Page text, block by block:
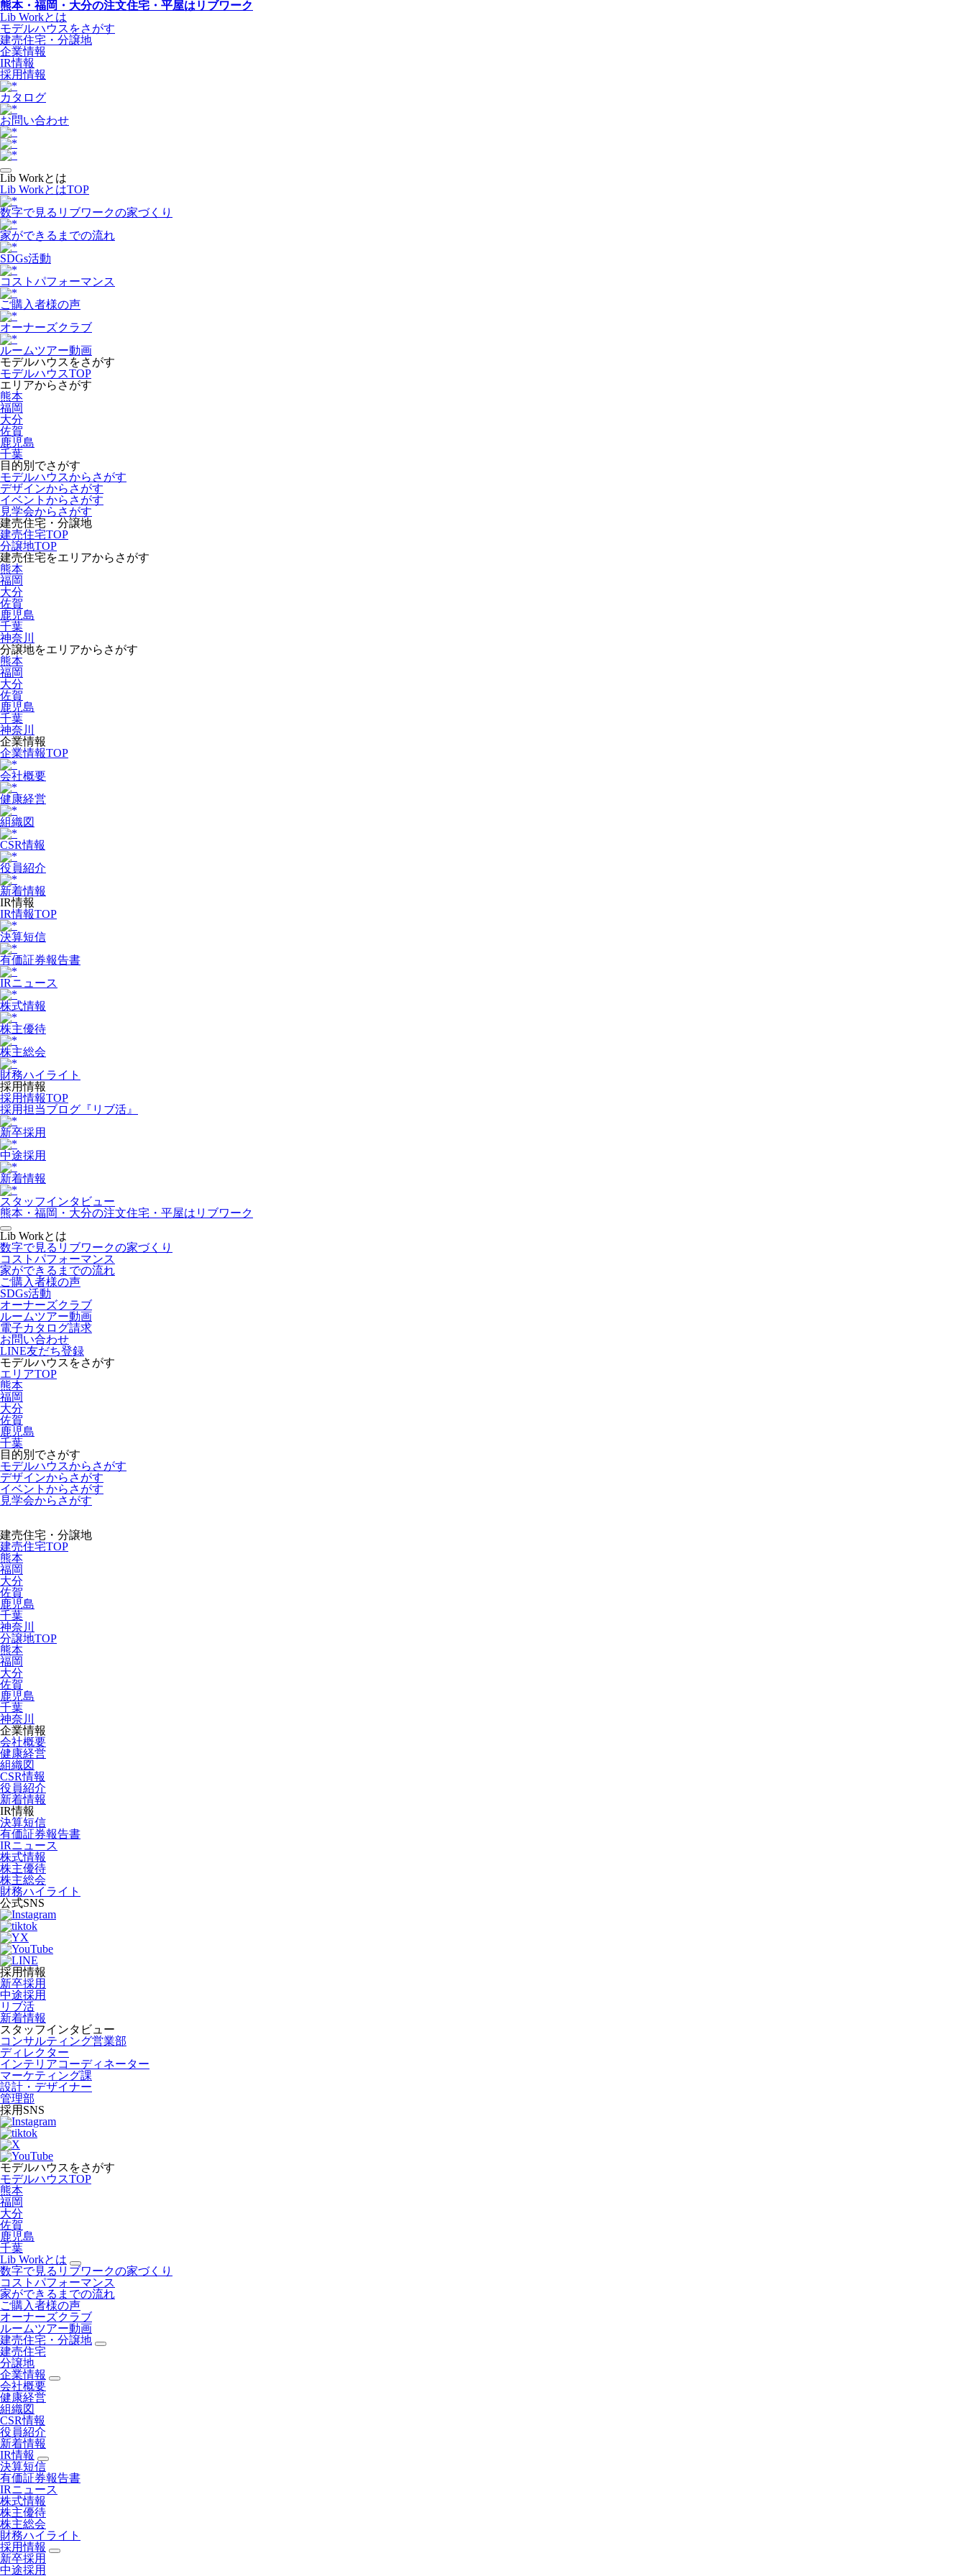
熊本・福岡・大分の注文住宅・平屋はリブワーク
Lib Workとは
モデルハウスをさがす
建売住宅・分譲地
企業情報
IR情報
採用情報
カタログ
お問い合わせ
Lib Workとは
Lib WorkとはTOP
数字で⾒るリブワークの家づくり
家ができるまでの流れ
SDGs活動
コストパフォーマンス
ご購入者様の声
オーナーズクラブ
ルームツアー動画
モデルハウスをさがす
モデルハウスTOP
エリアからさがす
熊本
福岡
大分
佐賀
鹿児島
千葉
目的別でさがす
モデルハウスからさがす
デザインからさがす
イベントからさがす
見学会からさがす
建売住宅・分譲地
建売住宅TOP
分譲地TOP
建売住宅をエリアからさがす
熊本
福岡
大分
佐賀
鹿児島
千葉
神奈川
分譲地をエリアからさがす
熊本
福岡
大分
佐賀
鹿児島
千葉
神奈川
企業情報
企業情報TOP
会社概要
健康経営
組織図
CSR情報
役員紹介
新着情報
IR情報
IR情報TOP
決算短信
有価証券報告書
IRニュース
株式情報
株主優待
株主総会
財務ハイライト
採用情報
採用情報TOP
採用担当ブログ『リブ活』
新卒採用
中途採用
新着情報
スタッフインタビュー
熊本・福岡・大分の注文住宅・平屋はリブワーク
Lib Workとは
数字で見るリブワークの家づくり
コストパフォーマンス
家ができるまでの流れ
ご購入者様の声
SDGs活動
オーナーズクラブ
ルームツアー動画
電子カタログ請求
お問い合わせ
LINE友だち登録
モデルハウスをさがす
エリアTOP
熊本
福岡
大分
佐賀
鹿児島
千葉
目的別でさがす
モデルハウスからさがす
デザインからさがす
イベントからさがす
見学会からさがす
建売住宅・分譲地
建売住宅TOP
熊本
福岡
大分
佐賀
鹿児島
千葉
神奈川
分譲地TOP
熊本
福岡
大分
佐賀
鹿児島
千葉
神奈川
企業情報
会社概要
健康経営
組織図
CSR情報
役員紹介
新着情報
IR情報
決算短信
有価証券報告書
IRニュース
株式情報
株主優待
株主総会
財務ハイライト
公式SNS
採用情報
新卒採用
中途採用
リブ活
新着情報
スタッフインタビュー
コンサルティング営業部
ディレクター
インテリアコーディネーター
マーケティング課
設計・デザイナー
管理部
採用SNS
モデルハウスをさがす
モデルハウスTOP
熊本
福岡
大分
佐賀
鹿児島
千葉
Lib Workとは
数字で見るリブワークの家づくり
コストパフォーマンス
家ができるまでの流れ
ご購入者様の声
オーナーズクラブ
ルームツアー動画
建売住宅・分譲地
建売住宅
分譲地
企業情報
会社概要
健康経営
組織図
CSR情報
役員紹介
新着情報
IR情報
決算短信
有価証券報告書
IRニュース
株式情報
株主優待
株主総会
財務ハイライト
採用情報
新卒採用
中途採用